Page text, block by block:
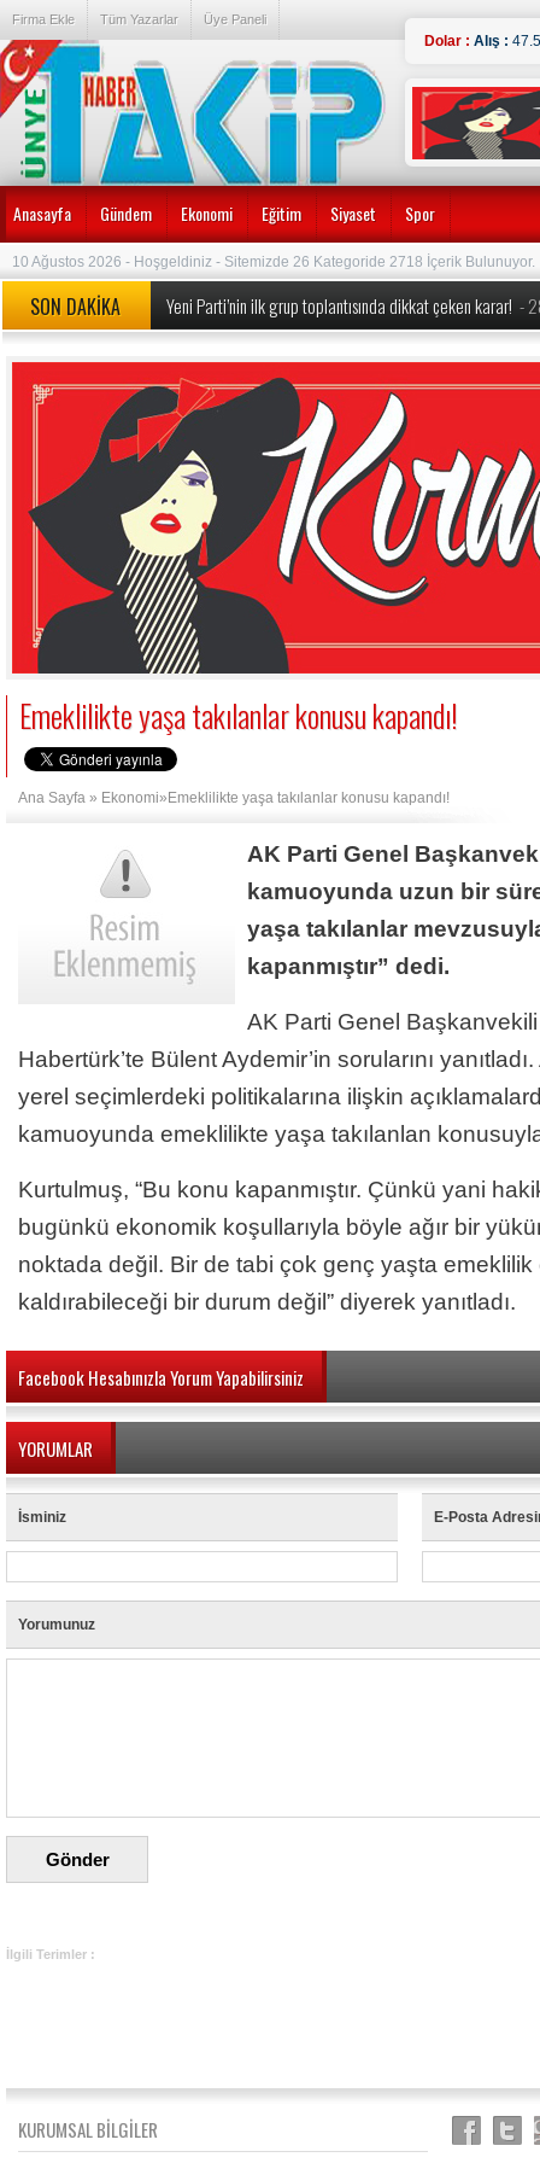
Firma Ekle Tüm Yazarlar Üye Paneli
Dolar : Alış :
Anasayfa Gündem Ekonomi Eğitim Siyaset Spor
10 Ağustos 2026 - Hoşgeldiniz - Sitemizde 26 Kategoride 2718 İçerik Bulunuyor.
SON DAKİKA Yeni Parti’nin ilk grup toplantısında dikkat çeken karar! -
MEB’den okullarda köklü değişiklik! Yeni dönem kuralları
Özgür Özel’e yeni görev: Yeni Parti’nin Kurucu Genel
Özgür Özel ve 90 Milletvekili CHP’den İstifa Etti:-
Erdoğan duyurmuştu, Bakan Şimşek detayları açıkladı ‘1
Emeklilikte yaşa takılanlar konusu kapandı!
Ana Sayfa » Ekonomi»Emeklilikte yaşa takılanlar konusu kapandı!
AK Parti Genel
kamuoyunda uzun bir
yaşa takılanlar
kapanmıştır” dedi.
AK Parti Genel
Habertürk’te Bülent Aydemir’in sorularını
yerel seçimlerdeki politikalarına ilişkin
kamuoyunda emeklilikte yaşa takılanlan
Kurtulmuş, “Bu konu kapanmıştır. Çünkü yani
bugünkü ekonomik koşullarıyla böyle ağır bir
noktada değil. Bir de tabi çok genç yaşta emeklilik
kaldırabileceği bir durum değil” diyerek yanıtladı.
Facebook Hesabınızla Yorum Yapabilirsiniz
YORUMLAR
İsminiz E-Posta
Yorumunuz
İlgili Terimler :
KURUMSAL BİLGİLER